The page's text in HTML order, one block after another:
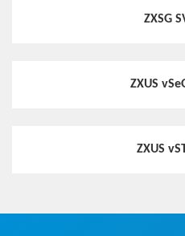
ZXSG
ZXUS
ZXUS